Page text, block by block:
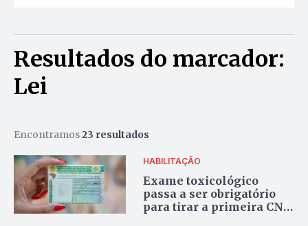
Resultados do marcador:
Lei
Encontramos23 resultados
HABILITAÇÃO
Exame toxicológico
passa a ser obrigatório
para tirar a primeira CNH